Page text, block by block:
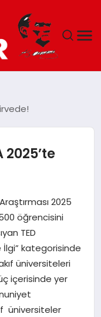
2025’te
2025
öğrencisini
TED
İlgi” kategorisinde
üniversiteleri
içerisinde yer
üniversiteler